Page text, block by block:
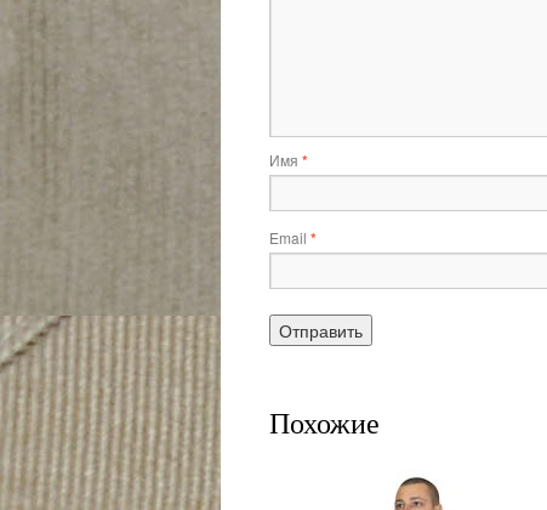
Имя *
Email *
Похожие